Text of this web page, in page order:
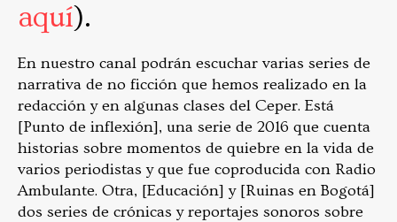
aquí).
En nuestro canal podrán escuchar varias series de
narrativa de no ficción que hemos realizado en la
redacción y en algunas clases del Ceper. Está
[Punto de inflexión], una serie de 2016 que cuenta
historias sobre momentos de quiebre en la vida de
varios periodistas y que fue coproducida con Radio
Ambulante. Otra, [Educación] y [Ruinas en Bogotá]
dos series de crónicas y reportajes sonoros sobre